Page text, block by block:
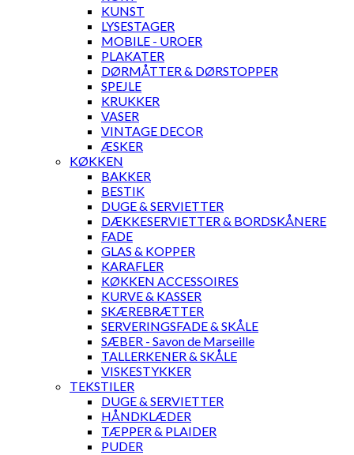
KUNST
LYSESTAGER
MOBILE - UROER
PLAKATER
DØRMÅTTER & DØRSTOPPER
SPEJLE
KRUKKER
VASER
VINTAGE DECOR
ÆSKER
KØKKEN
BAKKER
BESTIK
DUGE & SERVIETTER
DÆKKESERVIETTER & BORDSKÅNERE
FADE
GLAS & KOPPER
KARAFLER
KØKKEN ACCESSOIRES
KURVE & KASSER
SKÆREBRÆTTER
SERVERINGSFADE & SKÅLE
SÆBER - Savon de Marseille
TALLERKENER & SKÅLE
VISKESTYKKER
TEKSTILER
DUGE & SERVIETTER
HÅNDKLÆDER
TÆPPER & PLAIDER
PUDER